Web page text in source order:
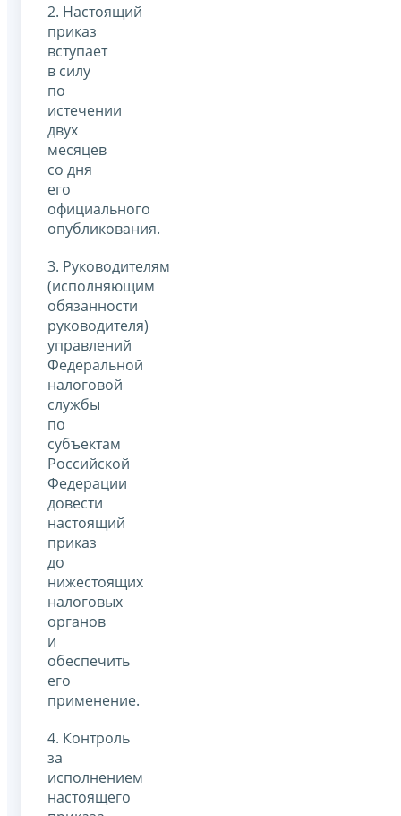
2. Настоящий
приказ
вступает
в силу
по
истечении
двух
месяцев
со дня
его
официального
опубликования.
3. Руководителям
(исполняющим
обязанности
руководителя)
управлений
Федеральной
налоговой
службы
по
субъектам
Российской
Федерации
довести
настоящий
приказ
до
нижестоящих
налоговых
органов
и
обеспечить
его
применение.
4. Контроль
за
исполнением
настоящего